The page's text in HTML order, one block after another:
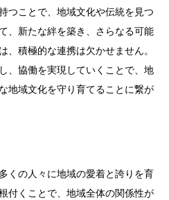
つことで、地域文化や伝統を見つ
、新たな絆を築き、さらなる可能
、積極的な連携は欠かせません。
、協働を実現していくことで、地
地域文化を守り育てることに繋が
くの人々に地域の愛着と誇りを育
付くことで、地域全体の関係性が